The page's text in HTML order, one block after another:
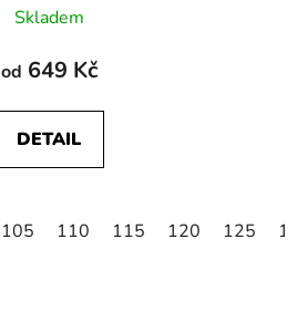
Skladem
od 649 Kč
DETAIL
105 110 115 120 125